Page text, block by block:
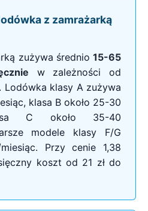
z zamrażarką
zużywa średnio 15-65
w zależności od
Lodówka klasy A zużywa
klasa B około 25-30
C około 35-40
modele klasy F/G
Przy cenie 1,38
koszt od 21 zł do